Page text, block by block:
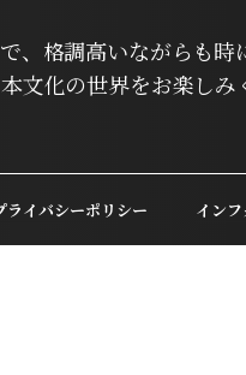
、格調高いながらも
文化の世界をお楽しみ
ライバシーポリシー イン